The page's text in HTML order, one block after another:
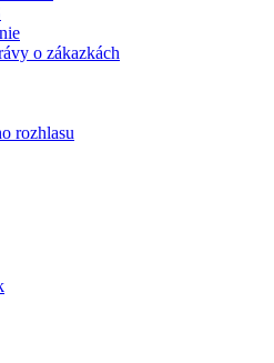
o zákazkách
rozhlasu